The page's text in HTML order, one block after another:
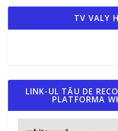
TV VALY
LINK-UL TĂU DE
PLATFORMA